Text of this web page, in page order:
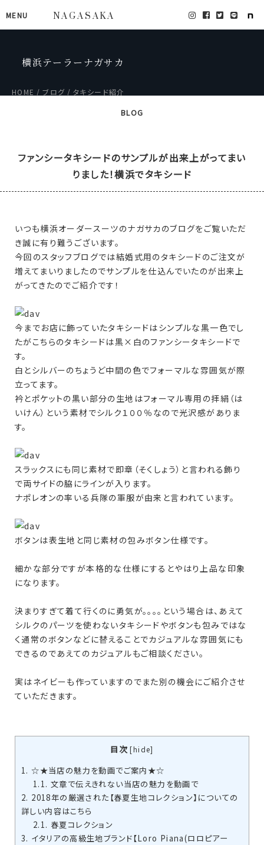
MENU NAGASAKA
横浜テーラーナガサカ
HOME ブログ タキシード紹介
BLOG
ファンシータキシードのサンプルが出来上がってまい
りました！横浜でタキシード
いつも横浜オーダースーツのナガサカのブログをご覧いただ
き誠に有り難うございます。
今回のスタッフブログでは結婚式用のタキシードのご注文が
増えてまいりましたのでサンプルを仕込んでいたのが出来上
がってきたのでご紹介です！
今までお店に飾っていたタキシードはシンプルな黒一色でし
たがこちらのタキシードは黒×白のファンシータキシードで
す。
白とシルバーのちょうど中間の色でフォーマルな雰囲気が際
立ってます。
衿とポケットの黒い部分の生地はフォーマル専用の拝絹（は
いけん）という素材でシルク１００％なので光沢感がありま
す。
スラックスにも同じ素材で即章（そくしょう）と言われる飾り
で両サイドの脇にラインが入ります。
ナポレオンの率いる兵隊の軍服が由来と言われています。
ボタンは表生地と同じ素材の包みボタン仕様です。
細かな部分ですが本格的な仕様にするとやはり上品な印象
になります。
決まりすぎて着て行くのに勇気が。。。。という場合は、あえて
シルクのパーツを使わないタキシードやボタンも包みではな
く通常のボタンなどに替えることでカジュアルな雰囲気にも
できるのであえてのカジュアルもご相談ください。
実はネイビーも作っていますのでまた別の機会にご紹介させ
ていただきます。
目次 [hide]
1. ☆★当店の魅力を動画でご案内★☆
1.1. 文章で伝えきれない当店の魅力を動画で
2. 2018年の厳選された【春夏生地コレクション】についての
詳しい内容はこちら
2.1. 春夏コレクション
3. イタリアの高級生地ブランド【Loro Piana(ロロピアー